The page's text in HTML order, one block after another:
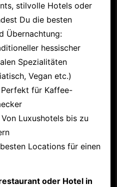
stilvolle Hotels oder
Du die besten
Übernachtung:
hessischer
Spezialitäten
Vegan etc.)
Perfekt für Kaffee-
Von Luxushotels bis zu
Locations für einen
oder Hotel in